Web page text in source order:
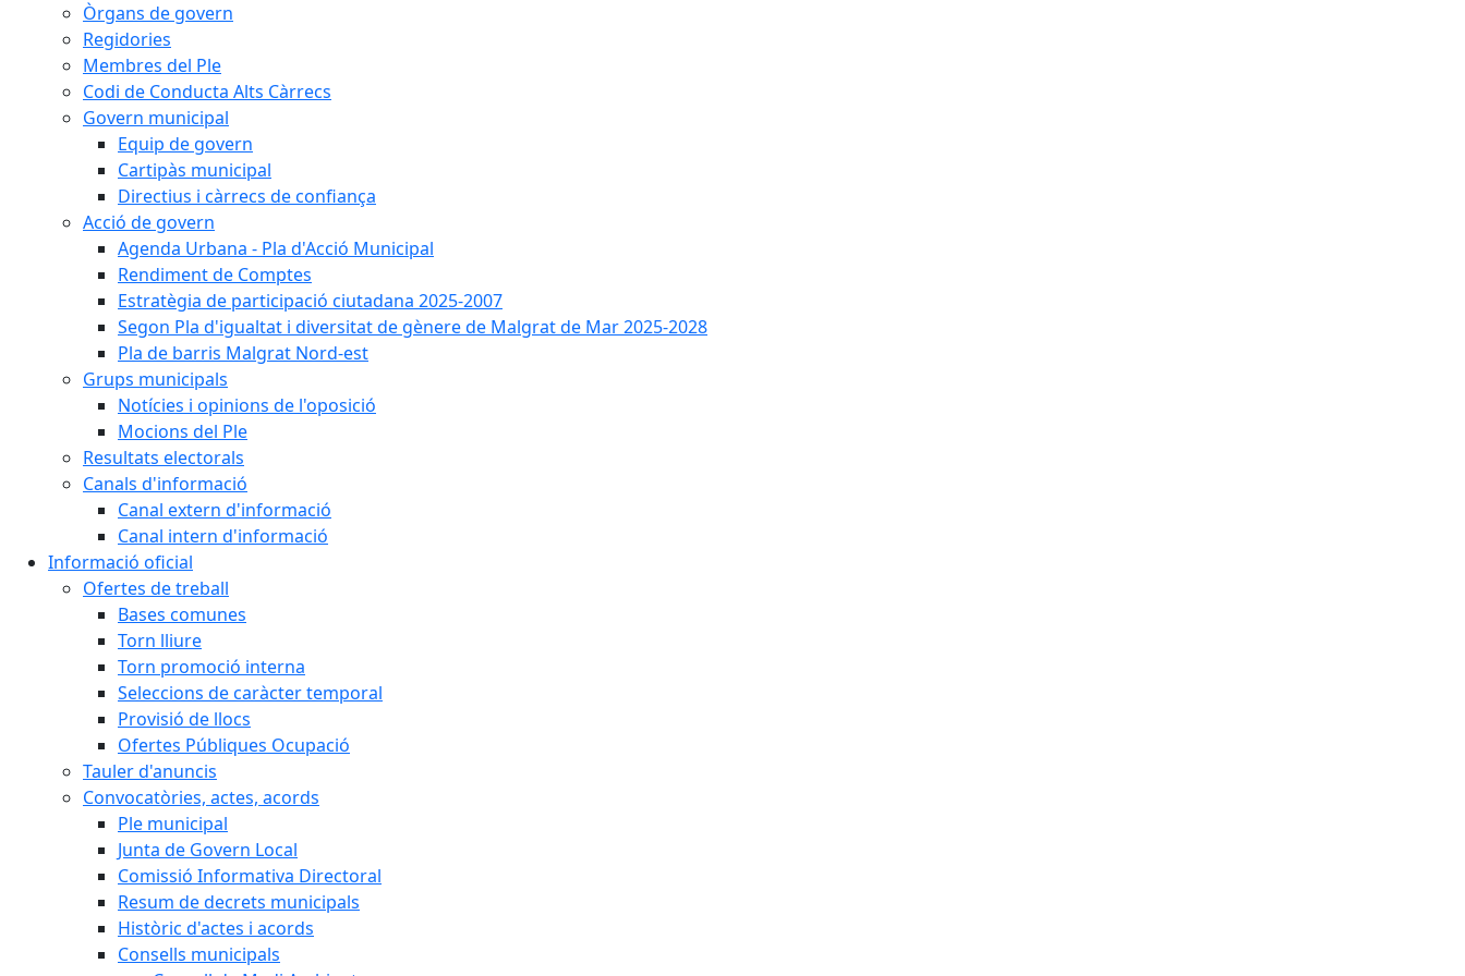
Òrgans de govern
Regidories
Membres del Ple
Codi de Conducta Alts Càrrecs
Govern municipal
Equip de govern
Cartipàs municipal
Directius i càrrecs de confiança
Acció de govern
Agenda Urbana - Pla d'Acció Municipal
Rendiment de Comptes
Estratègia de participació ciutadana 2025-2007
Segon Pla d'igualtat i diversitat de gènere de Malgrat de Mar 2025-2028
Pla de barris Malgrat Nord-est
Grups municipals
Notícies i opinions de l'oposició
Mocions del Ple
Resultats electorals
Canals d'informació
Canal extern d'informació
Canal intern d'informació
Informació oficial
Ofertes de treball
Bases comunes
Torn lliure
Torn promoció interna
Seleccions de caràcter temporal
Provisió de llocs
Ofertes Públiques Ocupació
Tauler d'anuncis
Convocatòries, actes, acords
Ple municipal
Junta de Govern Local
Comissió Informativa Directoral
Resum de decrets municipals
Històric d'actes i acords
Consells municipals